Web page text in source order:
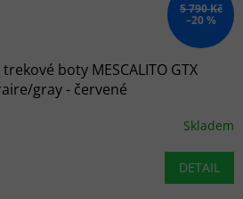
5 790 Kč
–20 %
trekové boty MESCALITO GTX
gray - červené
Skladem
DETAIL